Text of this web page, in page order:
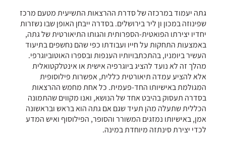
גתה יעמוד במרכזה של סדרת ההרצאות התשיעית מטעם מרכז
שפינוזה במכון ון ליר בירושלים. בסדרה ייבחן האופן שבו נשזרות
יחדיו יצירתו הפואטית-הספרותית והגותו התיאורטית של גתה,
באמצעות התחקות על חייו ועבודתו כפי שהם נחשפים בתיעוד
העשיר ביומניו, בהתכתבויותיו הענפות ובספרו האוטוביוגרפי.
מהלך זה לא נועד להציג ביוגרפיה אישית או אינטלקטואלית
אלא להציע עמדה תיאורטית כללית, אפשרות פילוסופית
המגולמת באישיותו החד-פעמית. כל אחת מחמש ההרצאות
בסדרה תעסוק בהיבט אחד של הנושא, ואנו מקווים שהתמונה
הכללית שתעלה מהן תעיד שגם אם גתה הוא בראש ובראשונה
אמן, באישיותו נמזגים המשורר והסופר, הפילוסוף ואיש המדע
לכדי יצירת סינתזה מיוחדת במינה.